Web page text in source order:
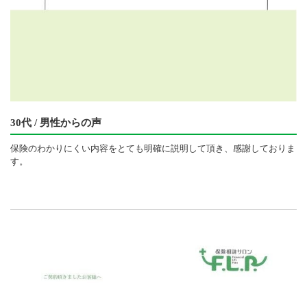
30代 / 男性からの声
保険のわかりにくい内容をとても明確に説明して頂き、感謝しておりま
す。